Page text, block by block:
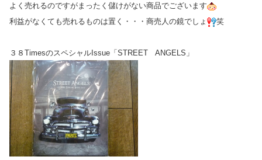
よく売れるのですがまったく儲けがない商品でございます
利益がなくても売れるものは置く・・・商売人の鏡でしょ
笑
３８TimesのスペシャルIssue「STREET ANGELS」